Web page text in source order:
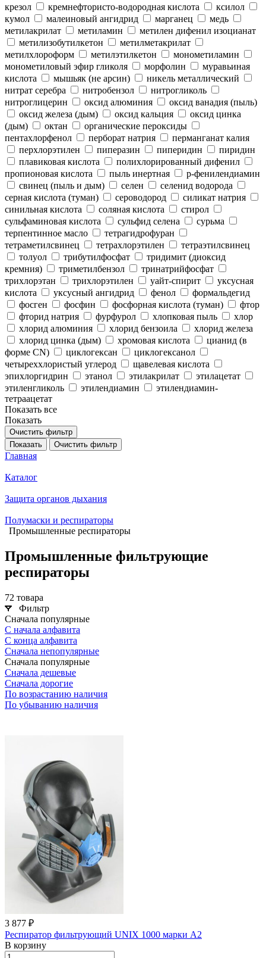
крезол кремнефтористо-водородная кислота
ксилол
кумол
малеиновый ангидрид марганец
медь
метилакрилат
метиламин
метилен дифенил изоцианат
метилизобутилкетон
метилметакрилат
метилхлороформ
метилэтилкетон
монометиламин
монометиловый эфир гликоля
морфолин
муравьиная
кислота
мышьяк (не арсин)
никель металлический
нитрат серебра
нитробензол
нитрогликоль
нитроглицерин
оксид алюминия
оксид ванадия (пыль)
оксид железа (дым)
оксид кальция
оксид цинка
(дым)
октан
органические пероксиды
пентахлорфенол
перборат натрия
перманганат калия
перхлорэтилен
пиперазин пиперидин
пиридин
плавиковая кислота
полихлорированный дифенил
пропионовая кислота
пыль инертная
р-фенилендиамин
свинец (пыль и дым)
селен
селенид водорода
серная кислота (туман)
сероводород
силикат натрия
синильная кислота
соляная кислота
стирол
сульфаминовая кислота
сульфид селена
сурьма
терпентинное масло
тетрагидрофуран
тетраметилсвинец
тетрахлорэтилен
тетраэтилсвинец
толуол
трибутилфосфат
тридимит (диоксид
кремния)
триметилбензол
тринатрийфосфат
трихлорэтан
трихлорэтилен уайт-спирит
уксусная
кислота
уксусный ангидрид фенол
формальдегид
фосген
фосфин фосфорная кислота (туман)
фтор
фторид натрия
фурфурол хлопковая пыль
хлор
хлорид алюминия
хлорид бензоила
хлорид железа
хлорид цинка (дым)
хромовая кислота
цианид (в
форме CN)
циклогексан
циклогексанол
четыреххлористый углерод
щавелевая кислота
эпихлоргидрин
этанол этилакрилат
этилацетат
этиленгликоль
этилендиамин
этилендиамин-
тетраацетат
Показать все
Показать
Очистить фильтр
Показать
Очистить фильтр
Главная
Каталог
Защита органов дыхания
Полумаски и респираторы
Промышленные респираторы
Промышленные фильтрующие
респираторы
72 товара
Фильтр
Сначала популярные
С начала алфавита
С конца алфавита
Сначала непопулярные
Сначала популярные
Сначала дешевые
Сначала дорогие
По возрастанию наличия
По убыванию наличия
3 877 ₽
Респиратор фильтрующий UNIX 1000 марки А2
В корзину